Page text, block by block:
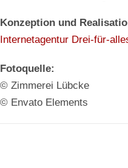
Konzeption und
Internetagentur Drei-für-
Fotoquelle:
© Zimmerei Lübcke
© Envato Elements